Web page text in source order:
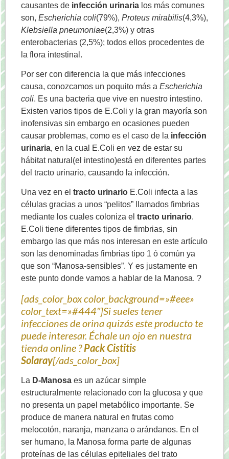
causantes de infección urinaria los más comunes
son, Escherichia coli(79%), Proteus mirabilis(4,3%),
Klebsiella pneumoniae(2,3%) y otras
enterobacterias (2,5%); todos ellos procedentes de
la flora intestinal.
Por ser con diferencia la que más infecciones
causa, conozcamos un poquito más a Escherichia
coli. Es una bacteria que vive en nuestro intestino.
Existen varios tipos de E.Coli y la gran mayoría son
inofensivas sin embargo en ocasiones pueden
causar problemas, como es el caso de la infección
urinaria, en la cual E.Coli en vez de estar su
hábitat natural(el intestino)está en diferentes partes
del tracto urinario, causando la infección.
Una vez en el tracto urinario E.Coli infecta a las
células gracias a unos “pelitos” llamados fimbrias
mediante los cuales coloniza el tracto urinario.
E.Coli tiene diferentes tipos de fimbrias, sin
embargo las que más nos interesan en este artículo
son las denominadas fimbrias tipo 1 ó común ya
que son “Manosa-sensibles”. Y es justamente en
este punto donde vamos a hablar de la Manosa. ?
[ads_color_box color_background=»#eee»
color_text=»#444″]Si sueles tener
infecciones de orina quizás este producto te
puede interesar. Échale un ojo en nuestra
tienda online ?Pack Cistitis
Solaray[/ads_color_box]
La D-Manosa es un azúcar simple
estructuralmente relacionado con la glucosa y que
no presenta un papel metabólico importante. Se
produce de manera natural en frutas como
melocotón, naranja, manzana o arándanos. En el
ser humano, la Manosa forma parte de algunas
proteínas de las células epiteliales del trato